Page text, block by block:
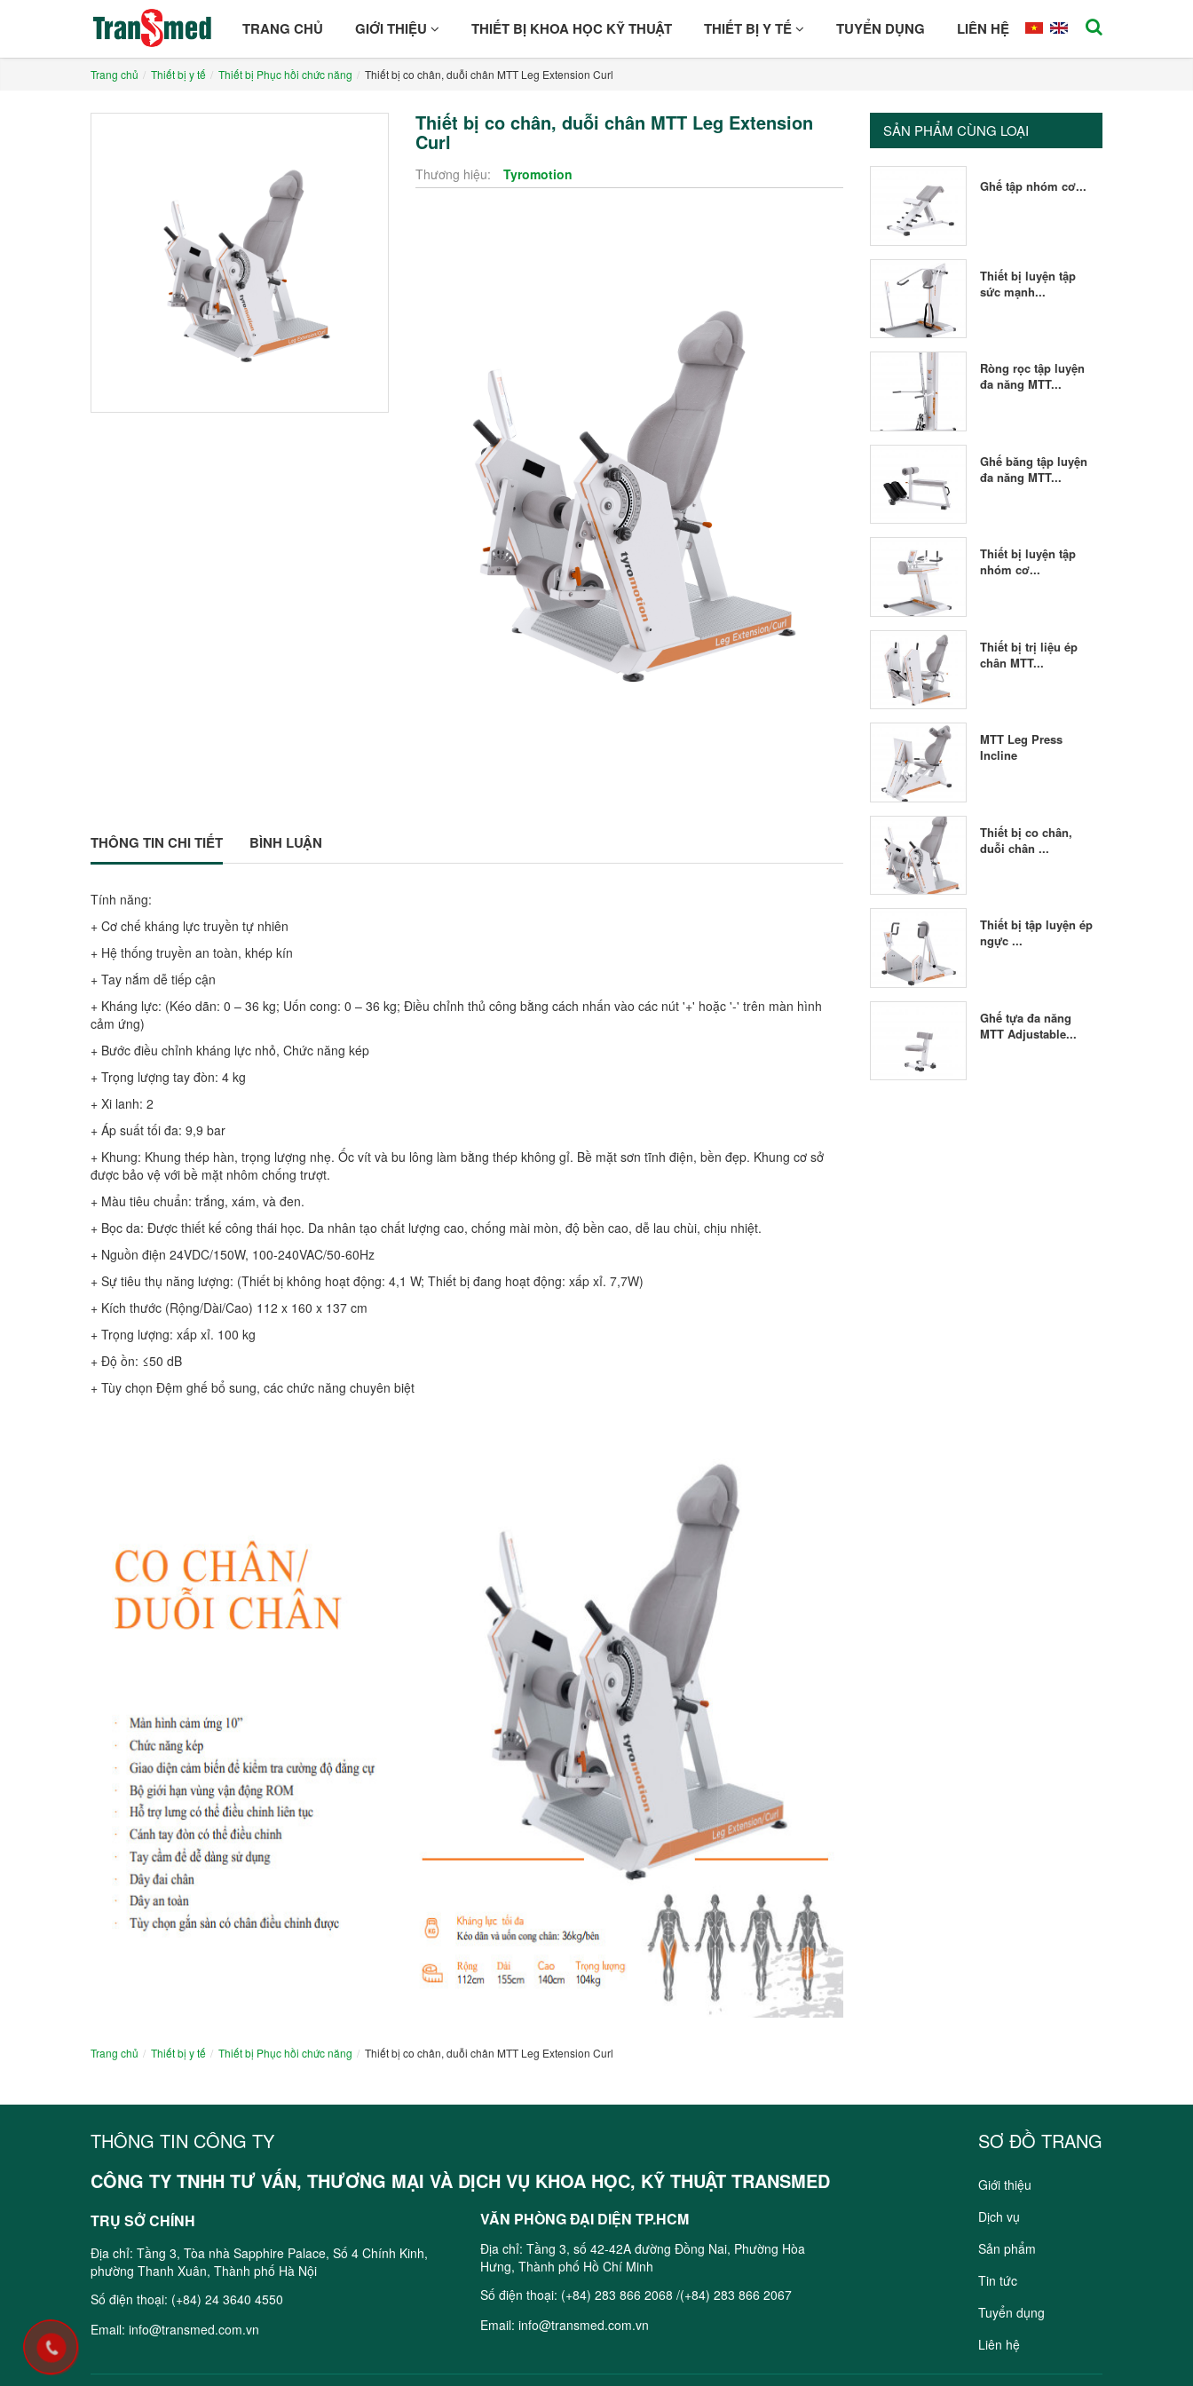
TRANG CHỦ GIỚI THIỆU THIẾT BỊ KHOA HỌC KỸ THUẬT THIẾT BỊ Y TẾ TUYỂN DỤNG LIÊN HỆ
Trang chủ Thiết bị y tế Thiết bị Phục hồi chức năng Thiết bị co chân, duỗi chân MTT Leg Extension Curl
Thiết bị co chân, duỗi chân MTT Leg Extension
Curl
Thương hiệu: Tyromotion
THÔNG TIN CHI TIẾT BÌNH LUẬN
Tính năng:
+ Cơ chế kháng lực truyền tự nhiên
+ Hệ thống truyền an toàn, khép kín
+ Tay nắm dễ tiếp cận
+ Kháng lực: (Kéo dãn: 0 – 36 kg; Uốn cong: 0 – 36 kg; Điều chỉnh thủ công bằng cách nhấn vào các nút '+' hoặc '-' trên màn hình
cảm ứng)
+ Bước điều chỉnh kháng lực nhỏ, Chức năng kép
+ Trọng lượng tay đòn: 4 kg
+ Xi lanh: 2
+ Áp suất tối đa: 9,9 bar
+ Khung: Khung thép hàn, trọng lượng nhẹ. Ốc vít và bu lông làm bằng thép không gỉ. Bề mặt sơn tĩnh điện, bền đẹp. Khung cơ sở
được bảo vệ với bề mặt nhôm chống trượt.
+ Màu tiêu chuẩn: trắng, xám, và đen.
+ Bọc da: Được thiết kế công thái học. Da nhân tạo chất lượng cao, chống mài mòn, độ bền cao, dễ lau chùi, chịu nhiệt.
+ Nguồn điện 24VDC/150W, 100-240VAC/50-60Hz
+ Sự tiêu thụ năng lượng: (Thiết bị không hoạt động: 4,1 W; Thiết bị đang hoạt động: xấp xỉ. 7,7W)
+ Kích thước (Rộng/Dài/Cao) 112 x 160 x 137 cm
+ Trọng lượng: xấp xỉ. 100 kg
+ Độ ồn: ≤50 dB
+ Tùy chọn Đệm ghế bổ sung, các chức năng chuyên biệt
Trang chủ Thiết bị y tế Thiết bị Phục hồi chức năng Thiết bị co chân, duỗi chân MTT Leg Extension Curl
SẢN PHẨM CÙNG LOẠI
Ghế tập nhóm cơ...
Thiết bị luyện tập
sức mạnh...
Ròng rọc tập luyện
đa năng MTT...
Ghế băng tập luyện
đa năng MTT...
Thiết bị luyện tập
nhóm cơ...
Thiết bị trị liệu ép
chân MTT...
MTT Leg Press
Incline
Thiết bị co chân,
duỗi chân ...
Thiết bị tập luyện ép
ngực ...
Ghế tựa đa năng
MTT Adjustable...
THÔNG TIN CÔNG TY
CÔNG TY TNHH TƯ VẤN, THƯƠNG MẠI VÀ DỊCH VỤ KHOA HỌC, KỸ THUẬT TRANSMED
TRỤ SỞ CHÍNH
Địa chỉ: Tầng 3, Tòa nhà Sapphire Palace, Số 4 Chính Kinh,
phường Thanh Xuân, Thành phố Hà Nội
Số điện thoại: (+84) 24 3640 4550
Email: info@transmed.com.vn
VĂN PHÒNG ĐẠI DIỆN TP.HCM
Địa chỉ: Tầng 3, số 42-42A đường Đồng Nai, Phường Hòa
Hưng, Thành phố Hồ Chí Minh
Số điện thoại: (+84) 283 866 2068 /(+84) 283 866 2067
Email: info@transmed.com.vn
SƠ ĐỒ TRANG
Giới thiệu
Dịch vụ
Sản phẩm
Tin tức
Tuyển dụng
Liên hệ